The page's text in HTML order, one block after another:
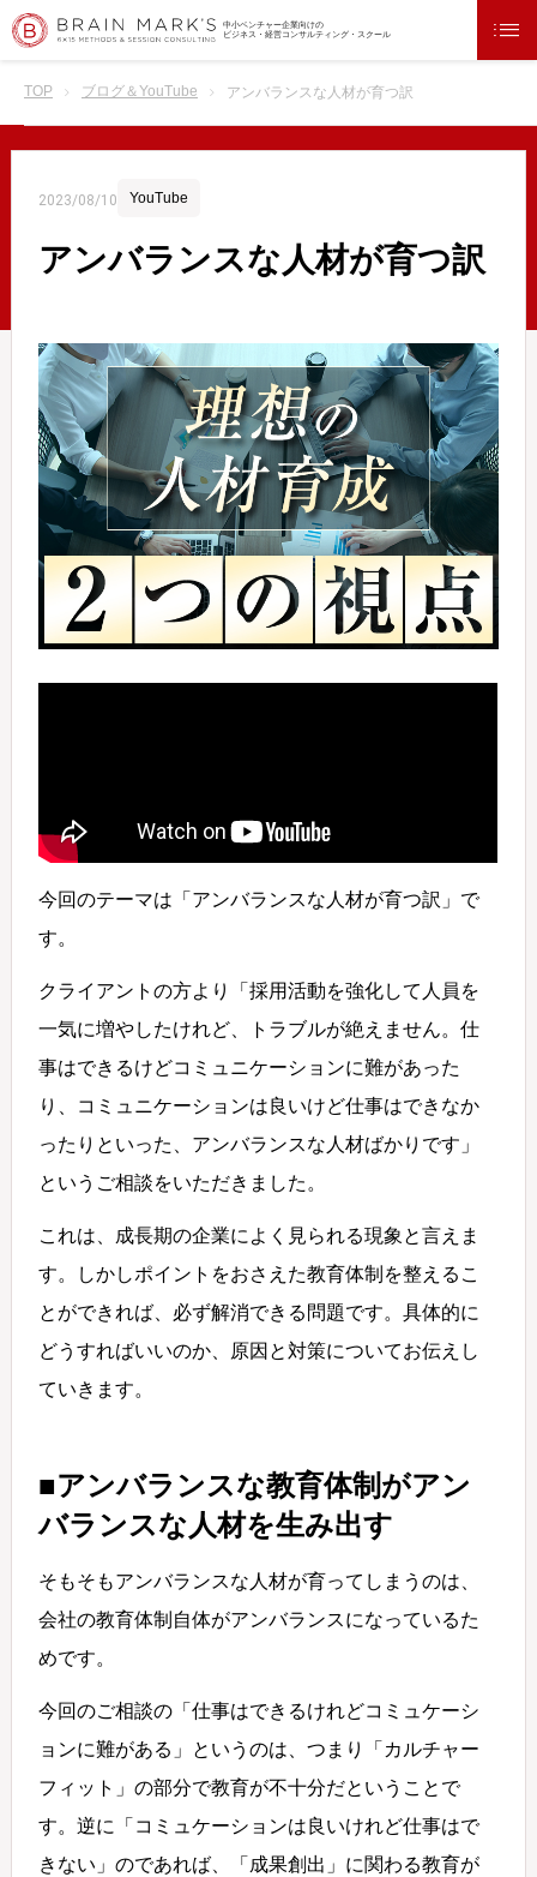
中小ベンチャー企業向けの
ビジネス・経営コンサルティング・スクール
TOP ブログ＆YouTube アンバランスな人材が育つ訳
2023/08/10 YouTube
アンバランスな人材が育つ訳
今回のテーマは「アンバランスな人材が育つ訳」で
す。
クライアントの方より「採用活動を強化して人員を
一気に増やしたけれど、トラブルが絶えません。仕
事はできるけどコミュニケーションに難があった
り、コミュニケーションは良いけど仕事はできなか
ったりといった、アンバランスな人材ばかりです」
というご相談をいただきました。
これは、成長期の企業によく見られる現象と言えま
す。しかしポイントをおさえた教育体制を整えるこ
とができれば、必ず解消できる問題です。具体的に
どうすればいいのか、原因と対策についてお伝えし
ていきます。
■アンバランスな教育体制がアン
バランスな人材を生み出す
そもそもアンバランスな人材が育ってしまうのは、
会社の教育体制自体がアンバランスになっているた
めです。
今回のご相談の「仕事はできるけれどコミュケーシ
ョンに難がある」というのは、つまり「カルチャー
フィット」の部分で教育が不十分だということで
す。逆に「コミュケーションは良いけれど仕事はで
きない」のであれば、「成果創出」に関わる教育が